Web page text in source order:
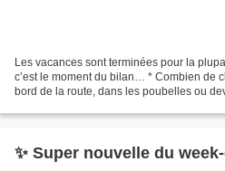
Les vacances sont terminées pour la
c’est le moment du bilan… * Combien de
bord de la route, dans les poubelles ou
✨ Super nouvelle du